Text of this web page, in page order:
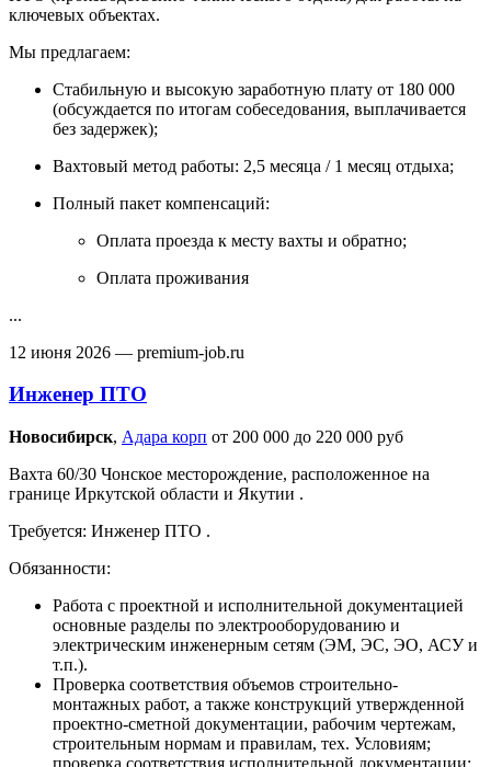
ключевых объектах.
Мы предлагаем:
Стабильную и высокую заработную плату от 180 000
(обсуждается по итогам собеседования, выплачивается
без задержек);
Вахтовый метод работы: 2,5 месяца / 1 месяц отдыха;
Полный пакет компенсаций:
Оплата проезда к месту вахты и обратно;
Оплата проживания
...
12 июня 2026 — premium-job.ru
Инженер ПТО
Новосибирск‎, Адара корп от 200 000 до 220 000 руб
Вахта 60/30 Чонское месторождение, расположенное на
границе Иркутской области и Якутии .
Требуется: Инженер ПТО .
Обязанности:
Работа с проектной и исполнительной документацией
основные разделы по электрооборудованию и
электрическим инженерным сетям (ЭМ, ЭС, ЭО, АСУ и
т.п.).
Проверка соответствия объемов строительно-
монтажных работ, а также конструкций утвержденной
проектно-сметной документации, рабочим чертежам,
строительным нормам и правилам, тех. Условиям;
проверка соответствия исполнительной документации;